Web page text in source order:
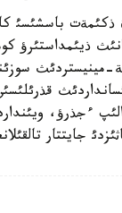
15-ئندة ذكئمةت
ذيئمداستئرؤ
مينيستردئث سوزئنة
الئپ ءجذرؤ،
جايتتار